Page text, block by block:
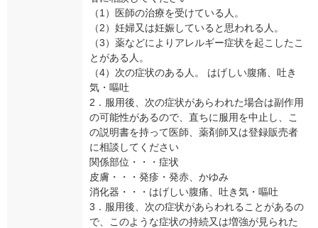
（1）医師の治療を受けている人。
（2）妊婦又は妊娠していると思われる人。
（3）薬などによりアレルギー症状を起こしたこ
とがある人。
（4）次の症状のある人。 はげしい腹痛、吐き
気・嘔吐
2．服用後、次の症状があらわれた場合は副作用
の可能性があるので、直ちに服用を中止し、こ
の説明書を持って医師、薬剤師又は登録販売者
に相談してください
関係部位・・・症状
皮膚・・・発疹・発赤、かゆみ
消化器・・・はげしい腹痛、吐き気・嘔吐
3．服用後、次の症状があらわれることがあるの
で、このような症状の持続又は増強が見られた